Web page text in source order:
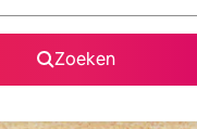
Zoeken